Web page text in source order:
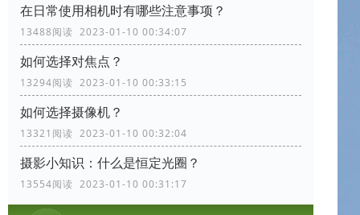
在日常使用相机时有哪些注意事项？
13488阅读 2023-01-10 00:34:07
如何选择对焦点？
13294阅读 2023-01-10 00:33:15
如何选择摄像机？
13321阅读 2023-01-10 00:32:04
摄影小知识：什么是恒定光圈？
13554阅读 2023-01-10 00:31:17